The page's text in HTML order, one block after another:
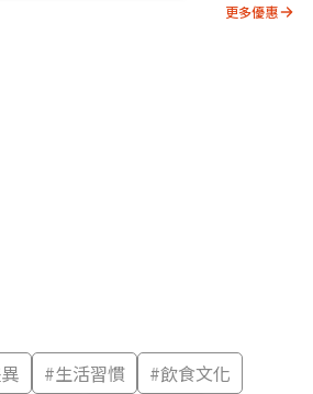
更多優惠
#生活習慣 #飲食文化